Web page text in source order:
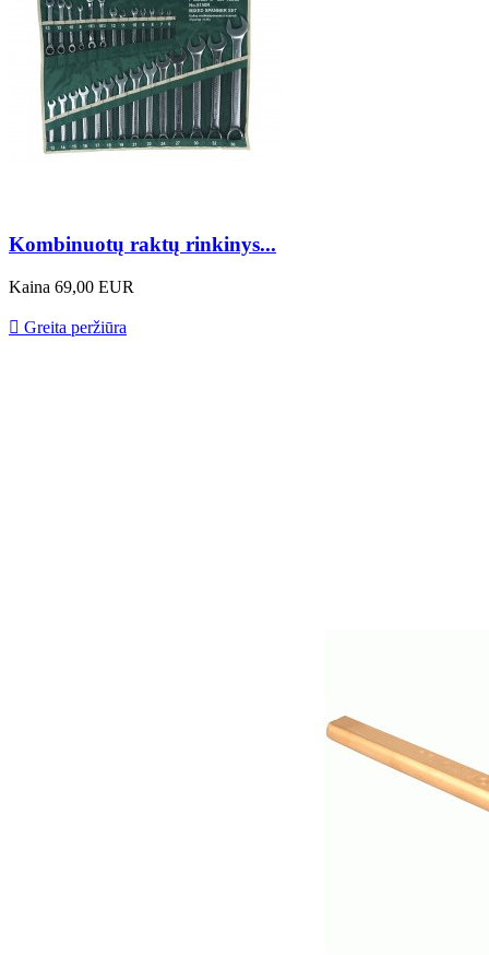
Kombinuotų raktų rinkinys...
Kaina 69,00 EUR
 Greita peržiūra